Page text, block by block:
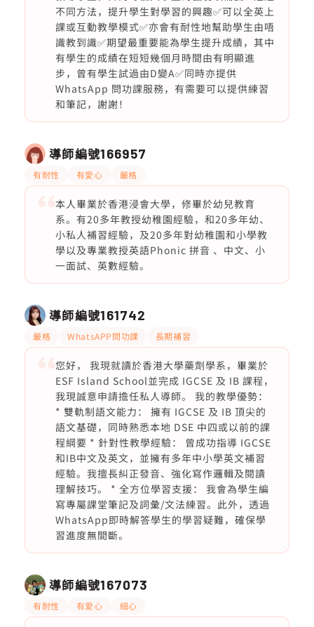
不同方法，提升學生對學習的興趣✅可以全英上
課或互動教學模式✅亦會有耐性地幫助學生由唔
識教到識✅期望最重要能為學生提升成績，其中
有學生的成績在短短幾個月時間由有明顯進
步，曾有學生試過由D變A✅同時亦提供
WhatsApp 問功課服務，有需要可以提供練習
和筆記，謝謝！
導師編號166957
有耐性 有愛心 嚴格
本人畢業於香港浸會大學，修畢於幼兒教育
系。有20多年教授幼稚園經驗，和20多年幼、
小私人補習經驗，及20多年對幼稚園和小學教
學以及專業教授英語Phonic 拼音 、中文、小
一面試、英數經驗。
導師編號161742
嚴格 WhatsAPP問功課 長期補習
您好， 我現就讀於香港大學藥劑學系，畢業於
ESF Island School並完成 IGCSE 及 IB 課程，
我現誠意申請擔任私人導師。 我的教學優勢：
* 雙軌制語文能力： 擁有 IGCSE 及 IB 頂尖的
語文基礎，同時熟悉本地 DSE 中四或以前的課
程綱要 * 針對性教學經驗： 曾成功指導 IGCSE
和IB中文及英文，並擁有多年中小學英文補習
經驗。我擅長糾正發音、強化寫作邏輯及閱讀
理解技巧。 * 全方位學習支援： 我會為學生編
寫專屬課堂筆記及詞彙/文法練習。此外，透過
WhatsApp即時解答學生的學習疑難，確保學
習進度無間斷。
導師編號167073
有耐性 有愛心 細心